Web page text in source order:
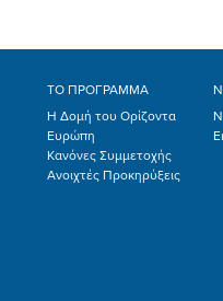
ΤΟ ΠΡΟΓΡΑΜΜΑ
Η Δομή του Ορίζοντα
Ευρώπη
Κανόνες Συμμετοχής
Ανοιχτές Προκηρύξεις